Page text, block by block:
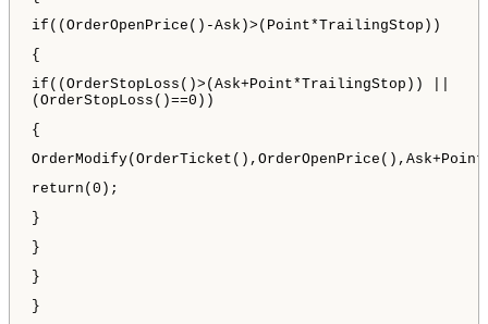
if((OrderOpenPrice()-Ask)>(Point*TrailingStop))
{
if((OrderStopLoss()>(Ask+Point*TrailingStop)) ||
(OrderStopLoss()==0))
{
return(0);
}
}
}
}